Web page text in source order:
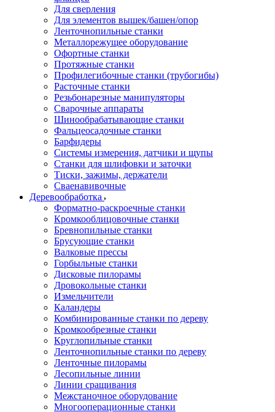
Для сверления
Для элементов вышек/башен/опор
Ленточнопильные станки
Металлорежущее оборудование
Офортные станки
Протяжные станки
Профилегибочные станки (трубогибы)
Расточные станки
Резьбонарезные манипуляторы
Сварочные аппараты
Шинообрабатывающие станки
Фальцеосадочные станки
Барфидеры
Системы измерения, датчики и щупы
Станки для шлифовки и заточки
Тиски, зажимы, держатели
Cваенавивочные
Деревообработка
Форматно-раскроечные станки
Кромкооблицовочные станки
Бревнопильные станки
Брусующие станки
Валковые прессы
Горбыльные станки
Дисковые пилорамы
Дровокольные станки
Измельчители
Каландеры
Комбинированные станки по дереву
Кромкообрезные станки
Круглопильные станки
Ленточнопильные станки по дереву
Ленточные пилорамы
Лесопильные линии
Линии сращивания
Межстаночное оборудование
Многооперационные станки